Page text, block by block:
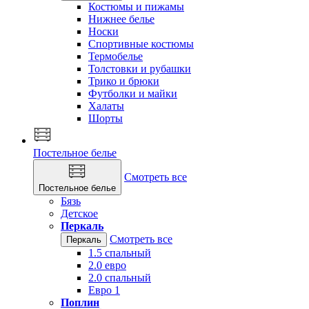
Костюмы и пижамы
Нижнее белье
Носки
Спортивные костюмы
Термобелье
Толстовки и рубашки
Трико и брюки
Футболки и майки
Халаты
Шорты
Постельное белье
Постельное белье
Смотреть все
Бязь
Детское
Перкаль
Перкаль
Смотреть все
1.5 спальный
2.0 евро
2.0 спальный
Евро 1
Поплин